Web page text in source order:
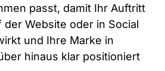
passt, damit Ihr Auftritt
Website oder in Social
und Ihre Marke in
hinaus klar positioniert